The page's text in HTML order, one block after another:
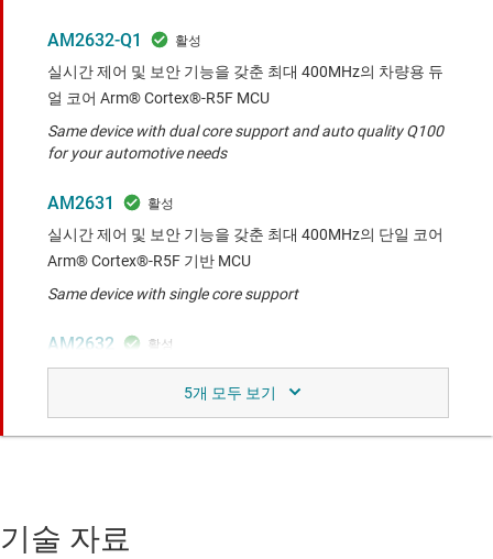
AM2632-Q1
실시간 제어 및 보안 기능을 갖춘 최대 400MHz의 차량용 듀
얼 코어 Arm® Cortex®-R5F MCU
Same device with dual core support and auto quality Q100
for your automotive needs
AM2631
실시간 제어 및 보안 기능을 갖춘 최대 400MHz의 단일 코어
Arm® Cortex®-R5F 기반 MCU
Same device with single core support
AM2632
Arm® Cortex®-R5F 기반 MCU
Same device with dual core support
Arm® Cortex®-R5F MCU
기술 자료